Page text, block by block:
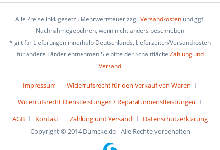
Alle Preise inkl. gesetzl. Mehrwertsteuer zzgl.Versandkosten und ggf.
Nachnahmegebühren, wenn nicht anders beschrieben
* gilt für Lieferungen innerhalb Deutschlands, Lieferzeiten/Versandkosten
für andere Länder entnehmen Sie bitte der Schaltfläche Zahlung und
Versand
Impressum
Widerrufsrecht für den Verkauf von Waren
Widerrufsrecht Dienstleistungen / Reparaturdienstleistungen
AGB
Kontakt Zahlung und Versand
Datenschutzerklärung
Copyright © 2014 Dumcke.de - Alle Rechte vorbehalten